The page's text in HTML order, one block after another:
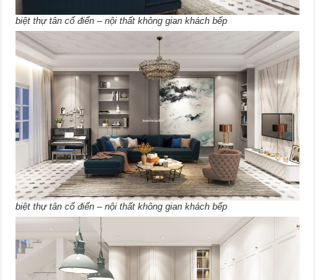
biệt thự tân cổ điển – nội thất không gian khách bếp
biệt thự tân cổ điển – nội thất không gian khách bếp